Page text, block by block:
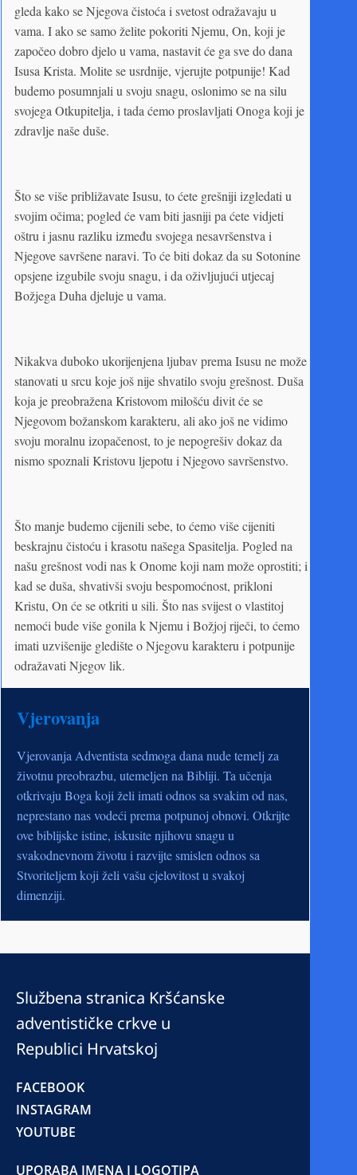
gleda kako se Njegova čistoća i svetost odražavaju u
vama. I ako se samo želite pokoriti Njemu, On, koji je
započeo dobro djelo u vama, nastavit će ga sve do dana
Isusa Krista. Molite se usrdnije, vjerujte potpunije! Kad
budemo posumnjali u svoju snagu, oslonimo se na silu
svojega Otkupitelja, i tada ćemo proslavljati Onoga koji je
zdravlje naše duše.
Što se više približavate Isusu, to ćete grešniji izgledati u
svojim očima; pogled će vam biti jasniji pa ćete vidjeti
oštru i jasnu razliku između svojega nesavršenstva i
Njegove savršene naravi. To će biti dokaz da su Sotonine
opsjene izgubile svoju snagu, i da oživljujući utjecaj
Božjega Duha djeluje u vama.
Nikakva duboko ukorijenjena ljubav prema Isusu ne može
stanovati u srcu koje još nije shvatilo svoju grešnost. Duša
koja je preobražena Kristovom milošću divit će se
Njegovom božanskom karakteru, ali ako još ne vidimo
svoju moralnu izopačenost, to je nepogrešiv dokaz da
nismo spoznali Kristovu ljepotu i Njegovo savršenstvo.
Što manje budemo cijenili sebe, to ćemo više cijeniti
beskrajnu čistoću i krasotu našega Spasitelja. Pogled na
našu grešnost vodi nas k Onome koji nam može oprostiti; i
kad se duša, shvativši svoju bespomoćnost, prikloni
Kristu, On će se otkriti u sili. Što nas svijest o vlastitoj
nemoći bude više gonila k Njemu i Božjoj riječi, to ćemo
imati uzvišenije gledište o Njegovu karakteru i potpunije
odražavati Njegov lik.
Vjerovanja
Vjerovanja Adventista sedmoga dana nude temelj za
životnu preobrazbu, utemeljen na Bibliji. Ta učenja
otkrivaju Boga koji želi imati odnos sa svakim od nas,
neprestano nas vodeći prema potpunoj obnovi. Otkrijte
ove biblijske istine, iskusite njihovu snagu u
svakodnevnom životu i razvijte smislen odnos sa
Stvoriteljem koji želi vašu cjelovitost u svakoj
dimenziji.
Službena stranica Kršćanske
adventističke crkve u
Republici Hrvatskoj
FACEBOOK
INSTAGRAM
YOUTUBE
UPORABA IMENA I LOGOTIPA